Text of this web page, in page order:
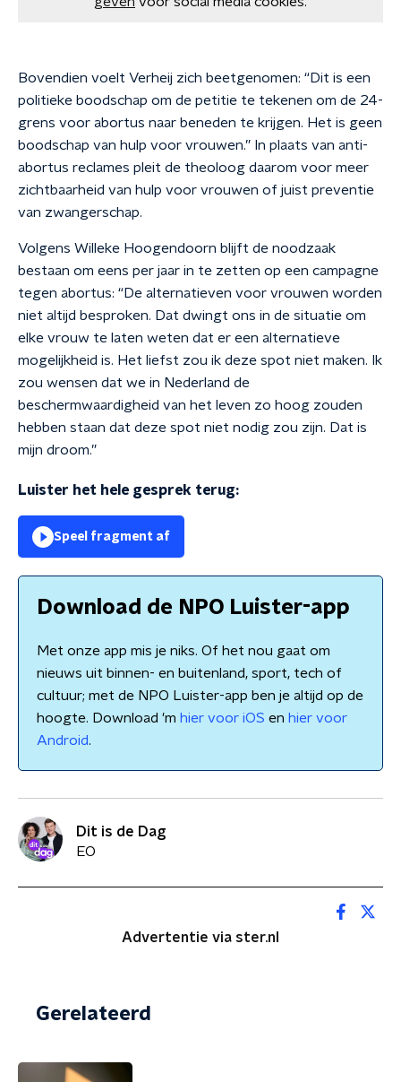
Bovendien voelt Verheij zich beetgenomen: “Dit is een
politieke boodschap om de petitie te tekenen om de 24-
grens voor abortus naar beneden te krijgen. Het is geen
boodschap van hulp voor vrouwen.” In plaats van anti-
abortus reclames pleit de theoloog daarom voor meer
zichtbaarheid van hulp voor vrouwen of juist preventie
van zwangerschap.
Volgens Willeke Hoogendoorn blijft de noodzaak
bestaan om eens per jaar in te zetten op een campagne
tegen abortus: “De alternatieven voor vrouwen worden
niet altijd besproken. Dat dwingt ons in de situatie om
elke vrouw te laten weten dat er een alternatieve
mogelijkheid is. Het liefst zou ik deze spot niet maken. Ik
zou wensen dat we in Nederland de
beschermwaardigheid van het leven zo hoog zouden
hebben staan dat deze spot niet nodig zou zijn. Dat is
mijn droom.”
Luister het hele gesprek terug:
Speel fragment af
Download de NPO Luister-app
Met onze app mis je niks. Of het nou gaat om
nieuws uit binnen- en buitenland, sport, tech of
cultuur; met de NPO Luister-app ben je altijd op de
hoogte. Download 'm hier voor iOS en hier voor
Android.
Dit is de Dag
EO
Advertentie via ster.nl
Gerelateerd